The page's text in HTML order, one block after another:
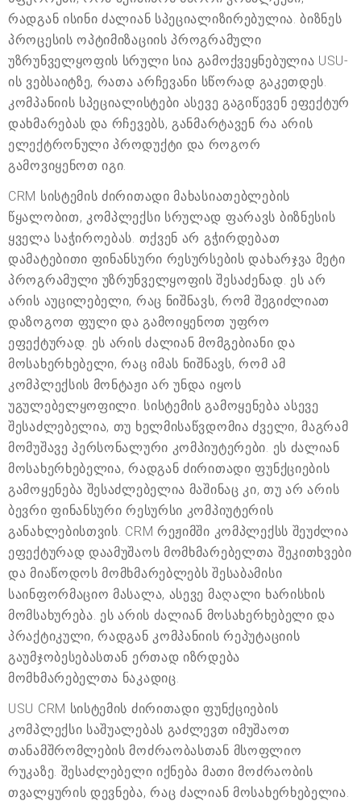
რადგან ისინი ძალიან სპეციალიზირებულია. ბიზნეს
პროცესის ოპტიმიზაციის პროგრამული
უზრუნველყოფის სრული სია გამოქვეყნებულია USU-
ის ვებსაიტზე, რათა არჩევანი სწორად გაკეთდეს.
კომპანიის სპეციალისტები ასევე გაგიწევენ ეფექტურ
დახმარებას და რჩევებს, განმარტავენ რა არის
ელექტრონული პროდუქტი და როგორ
გამოვიყენოთ იგი.
CRM სისტემის ძირითადი მახასიათებლების
წყალობით, კომპლექსი სრულად ფარავს ბიზნესის
ყველა საჭიროებას. თქვენ არ გჭირდებათ
დამატებითი ფინანსური რესურსების დახარჯვა მეტი
პროგრამული უზრუნველყოფის შესაძენად. ეს არ
არის აუცილებელი, რაც ნიშნავს, რომ შეგიძლიათ
დაზოგოთ ფული და გამოიყენოთ უფრო
ეფექტურად. ეს არის ძალიან მომგებიანი და
მოსახერხებელი, რაც იმას ნიშნავს, რომ ამ
კომპლექსის მონტაჟი არ უნდა იყოს
უგულებელყოფილი. სისტემის გამოყენება ასევე
შესაძლებელია, თუ ხელმისაწვდომია ძველი, მაგრამ
მომუშავე პერსონალური კომპიუტერები. ეს ძალიან
მოსახერხებელია, რადგან ძირითადი ფუნქციების
გამოყენება შესაძლებელია მაშინაც კი, თუ არ არის
ბევრი ფინანსური რესურსი კომპიუტერის
განახლებისთვის. CRM რეჟიმში კომპლექსს შეუძლია
ეფექტურად დაამუშაოს მომხმარებელთა შეკითხვები
და მიაწოდოს მომხმარებლებს შესაბამისი
საინფორმაციო მასალა, ასევე მაღალი ხარისხის
მომსახურება. ეს არის ძალიან მოსახერხებელი და
პრაქტიკული, რადგან კომპანიის რეპუტაციის
გაუმჯობესებასთან ერთად იზრდება
მომხმარებელთა ნაკადიც.
USU CRM სისტემის ძირითადი ფუნქციების
კომპლექსი საშუალებას გაძლევთ იმუშაოთ
თანამშრომლების მოძრაობასთან მსოფლიო
რუკაზე. შესაძლებელი იქნება მათი მოძრაობის
თვალყურის დევნება, რაც ძალიან მოსახერხებელია.